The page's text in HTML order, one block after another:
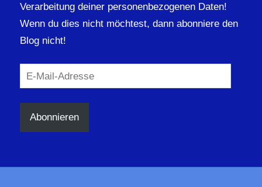
Verarbeitung deiner personenbezogenen Daten!
Wenn du dies nicht möchtest, dann abonniere den
Blog nicht!
E-
Mail-
Adresse
Abonnieren